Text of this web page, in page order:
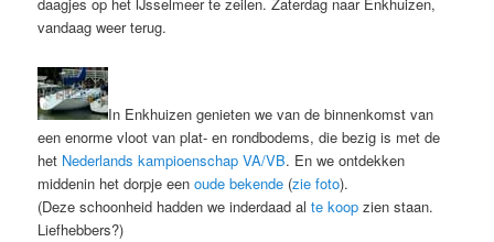
vandaag weer terug.
In Enkhuizen genieten we van de binnenkomst van
een enorme vloot van plat- en rondbodems, die bezig is met de
het Nederlands kampioenschap VA/VB. En we ontdekken
middenin het dorpje eenoude bekende (zie foto).
(Deze schoonheid hadden we inderdaad alte koop zien staan.
Liefhebbers?)